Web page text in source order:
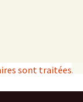
sont traitées.